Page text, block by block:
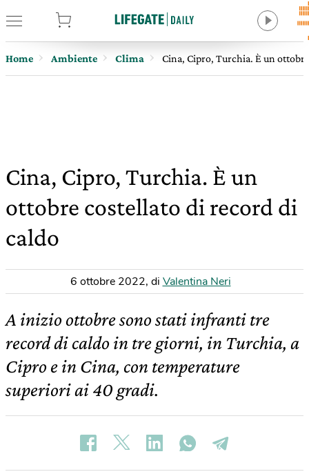
Home Ambiente Clima Cina, Cipro, Turchia. È un
Cina, Cipro, Turchia. È un
ottobre costellato di record di
caldo
6 ottobre 2022, di Valentina Neri
A inizio ottobre sono stati infranti tre
record di caldo in tre giorni, in Turchia, a
Cipro e in Cina, con temperature
superiori ai 40 gradi.